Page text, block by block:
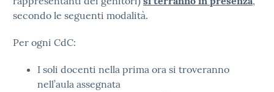
secondo le seguenti modalità.
Per ogni CdC:
I soli docenti nella prima ora si troveranno
nell’aula assegnata